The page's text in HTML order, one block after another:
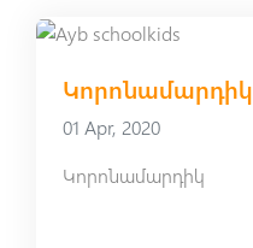
Կորոնամարդիկ
01 Apr, 2020
Կորոնամարդիկ